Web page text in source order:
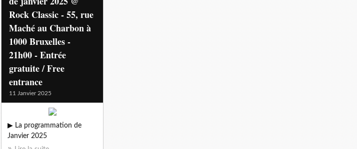
Rock Classic - 55, rue
Maché au Charbon à
1000 Bruxelles -
21h00 - Entrée
gratuite / Free
entrance
11 Janvier 2025
▶ La programmation de
Janvier 2025